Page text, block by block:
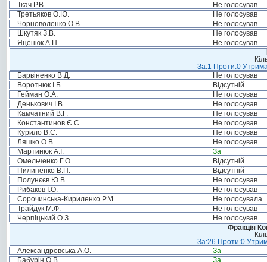
Ткач Р.В.
Не голосував
Третьяков О.Ю.
Не голосував
Чорноволенко О.В.
Не голосував
Шкутяк З.В.
Не голосував
Яценюк А.П.
Не голосував
За:1 Проти:0
Барвіненко В.Д.
Не голосував
Воротнюк І.Б.
Відсутній
Гейман О.А.
Не голосував
Денькович І.В.
Не голосував
Камчатний В.Г.
Не голосував
Константинов Є.С.
Не голосував
Курило В.С.
Не голосував
Ляшко О.В.
Не голосував
Мартинюк А.І.
За
Омельченко Г.О.
Відсутній
Пилипенко В.П.
Відсутній
Полунєєв Ю.В.
Не голосував
Рибаков І.О.
Не голосував
Сорочинська-Кириленко Р.М.
Не голосувала
Трайдук М.Ф.
Не голосував
Черпіцький О.З.
Не голосував
Фракція
За:26 Проти:0
Александровська А.О.
За
Бабурін О.В.
За